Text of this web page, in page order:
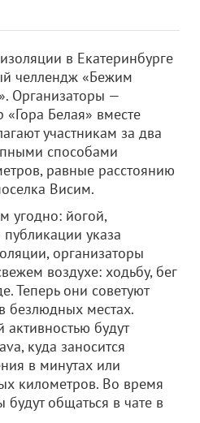
в Екатеринбурге
челлендж «Бежим
Организаторы —
«Гора Белая» вместе
участникам за два
способами
равные расстоянию
Висим.
угодно: йогой,
указа
организаторы
воздухе: ходьбу, бег
Теперь они советуют
безлюдных местах.
активностью будут
куда заносится
в минутах или
километров. Во время
общаться в чате в